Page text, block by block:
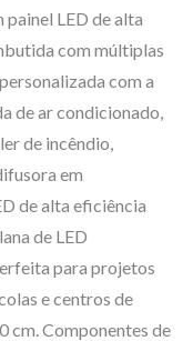
LED de alta
com múltiplas
com a
de ar condicionado,
de incêndio,
em
de alta eficiência
de LED
para projetos
e centros de
cm. Componentes de